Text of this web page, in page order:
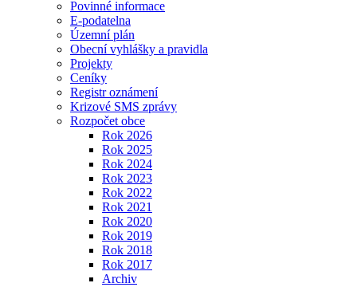
Povinné informace
E-podatelna
Územní plán
Obecní vyhlášky a pravidla
Projekty
Ceníky
Registr oznámení
Krizové SMS zprávy
Rozpočet obce
Rok 2026
Rok 2025
Rok 2024
Rok 2023
Rok 2022
Rok 2021
Rok 2020
Rok 2019
Rok 2018
Rok 2017
Archiv